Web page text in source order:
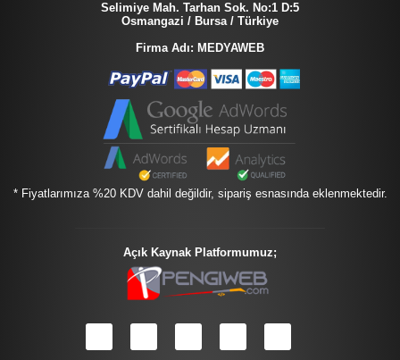
Selimiye Mah. Tarhan Sok. No:1 D:5
Osmangazi / Bursa / Türkiye
Firma Adı: MEDYAWEB
* Fiyatlarımıza %20 KDV dahil değildir, sipariş esnasında eklenmektedir.
Açık Kaynak Platformumuz;